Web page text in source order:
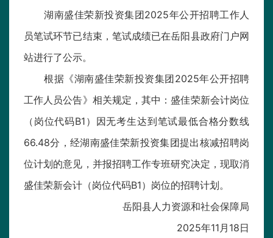
湖南盛佳荣新投资集团2025年公开招聘工作人
员笔试环节已结束，笔试成绩已在岳阳县政府门户网
站进行了公示。
根据《湖南盛佳荣新投资集团2025年公开招聘
工作人员公告》相关规定，其中：盛佳荣新会计岗位
（岗位代码B1）因无考生达到笔试最低合格分数线
66.48分，经湖南盛佳荣新投资集团提出核减招聘岗
位计划的意见，并报招聘工作专班研究决定，现取消
盛佳荣新会计（岗位代码B1）岗位的招聘计划。
岳阳县人力资源和社会保障局
2025年11月18日